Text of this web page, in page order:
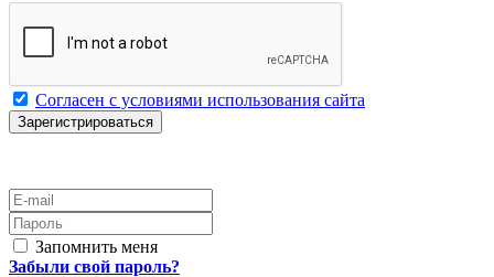
Согласен с условиями использования сайта
E-mail
Пароль
Запомнить меня
Забыли свой пароль?